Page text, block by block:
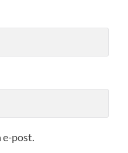
e-post.